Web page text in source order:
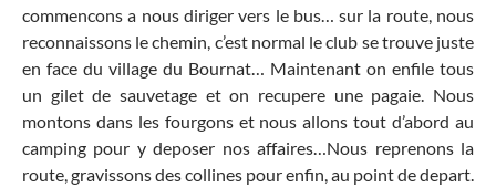
commencons a nous diriger vers le bus… sur la route, nous
reconnaissons le chemin, c’est normal le club se trouve juste
en face du village du Bournat… Maintenant on enfile tous
un gilet de sauvetage et on recupere une pagaie. Nous
montons dans les fourgons et nous allons tout d’abord au
camping pour y deposer nos affaires…Nous reprenons la
route, gravissons des collines pour enfin, au point de depart.